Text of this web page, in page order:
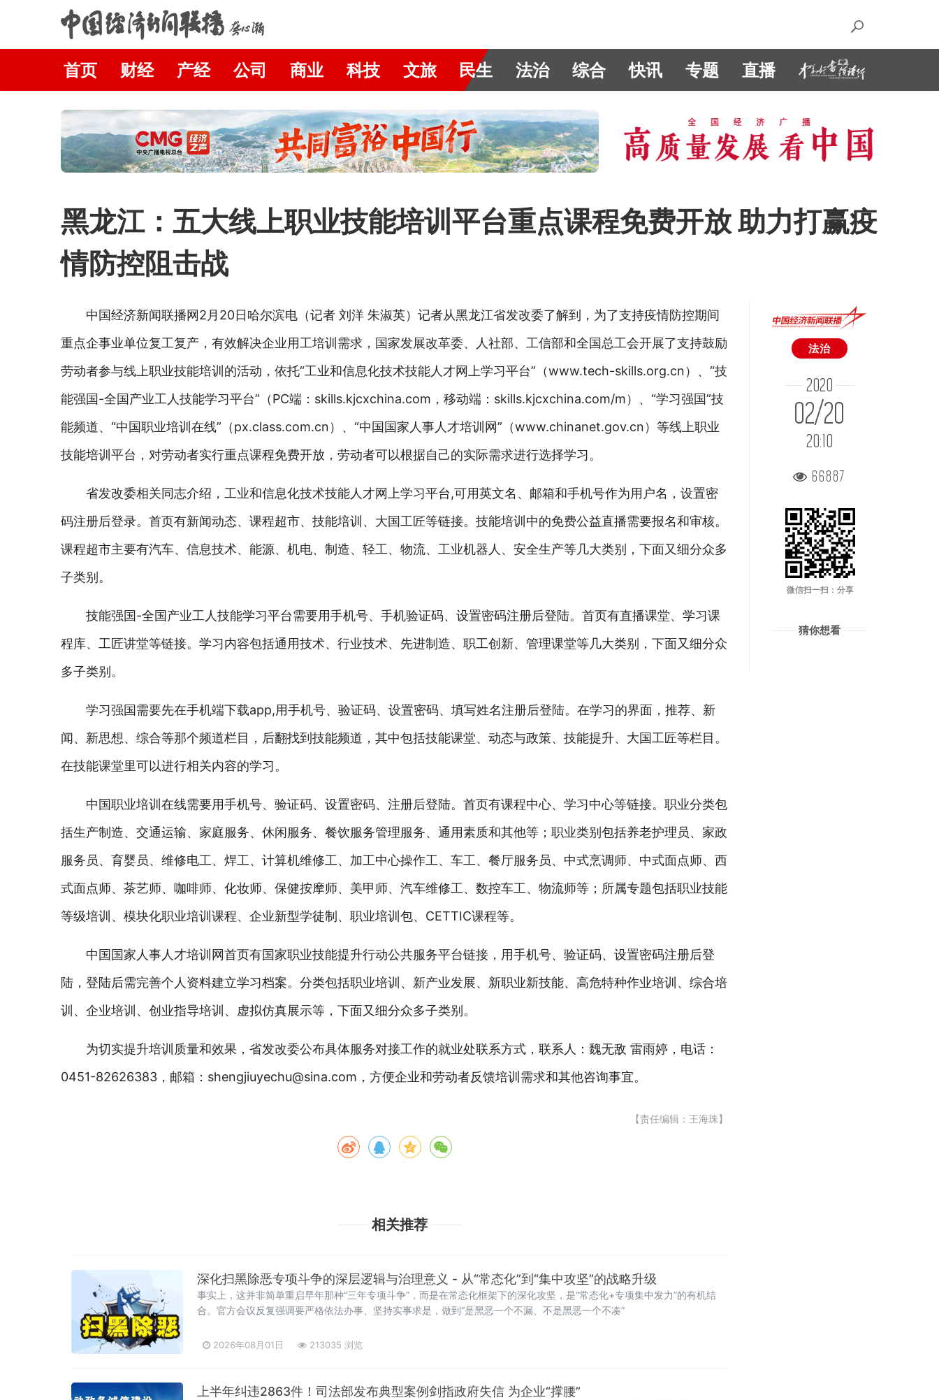
首页 财经 产经 公司 商业 科技 文旅 民生 法治 综合 快讯 专题 直播
黑龙江：五大线上职业技能培训平台重点课程免费开放 助力打赢疫
情防控阻击战
中国经济新闻联播网2月20日哈尔滨电（记者 刘洋 朱淑英）记者从黑龙江省发改委了解到，为了支持疫情防控期间
重点企事业单位复工复产，有效解决企业用工培训需求，国家发展改革委、人社部、工信部和全国总工会开展了支持鼓励
劳动者参与线上职业技能培训的活动，依托“工业和信息化技术技能人才网上学习平台”（www.tech-skills.org.cn）、“技
能强国-全国产业工人技能学习平台”（PC端：skills.kjcxchina.com，移动端：skills.kjcxchina.com/m）、“学习强国”技
能频道、“中国职业培训在线”（px.class.com.cn）、“中国国家人事人才培训网”（www.chinanet.gov.cn）等线上职业
技能培训平台，对劳动者实行重点课程免费开放，劳动者可以根据自己的实际需求进行选择学习。
省发改委相关同志介绍，工业和信息化技术技能人才网上学习平台,可用英文名、邮箱和手机号作为用户名，设置密
码注册后登录。首页有新闻动态、课程超市、技能培训、大国工匠等链接。技能培训中的免费公益直播需要报名和审核。
课程超市主要有汽车、信息技术、能源、机电、制造、轻工、物流、工业机器人、安全生产等几大类别，下面又细分众多
子类别。
技能强国-全国产业工人技能学习平台需要用手机号、手机验证码、设置密码注册后登陆。首页有直播课堂、学习课
程库、工匠讲堂等链接。学习内容包括通用技术、行业技术、先进制造、职工创新、管理课堂等几大类别，下面又细分众
多子类别。
学习强国需要先在手机端下载app,用手机号、验证码、设置密码、填写姓名注册后登陆。在学习的界面，推荐、新
闻、新思想、综合等那个频道栏目，后翻找到技能频道，其中包括技能课堂、动态与政策、技能提升、大国工匠等栏目。
在技能课堂里可以进行相关内容的学习。
中国职业培训在线需要用手机号、验证码、设置密码、注册后登陆。首页有课程中心、学习中心等链接。职业分类包
括生产制造、交通运输、家庭服务、休闲服务、餐饮服务管理服务、通用素质和其他等；职业类别包括养老护理员、家政
服务员、育婴员、维修电工、焊工、计算机维修工、加工中心操作工、车工、餐厅服务员、中式烹调师、中式面点师、西
式面点师、茶艺师、咖啡师、化妆师、保健按摩师、美甲师、汽车维修工、数控车工、物流师等；所属专题包括职业技能
等级培训、模块化职业培训课程、企业新型学徒制、职业培训包、CETTIC课程等。
中国国家人事人才培训网首页有国家职业技能提升行动公共服务平台链接，用手机号、验证码、设置密码注册后登
陆，登陆后需完善个人资料建立学习档案。分类包括职业培训、新产业发展、新职业新技能、高危特种作业培训、综合培
训、企业培训、创业指导培训、虚拟仿真展示等，下面又细分众多子类别。
为切实提升培训质量和效果，省发改委公布具体服务对接工作的就业处联系方式，联系人：魏无敌 雷雨婷，电话：
0451-82626383，邮箱：shengjiuyechu@sina.com，方便企业和劳动者反馈培训需求和其他咨询事宜。
【责任编辑：王海珠】
相关推荐
深化扫黑除恶专项斗争的深层逻辑与治理意义 - 从“常态化”到“集中攻坚”的战略升级
事实上，这并非简单重启早年那种“三年专项斗争”，而是在常态化框架下的深化攻坚，是“常态化+专项集中发力”的有机结
合。官方会议反复强调要严格依法办事、坚持实事求是，做到“是黑恶一个不漏、不是黑恶一个不凑”
2026年08月01日 213035 浏览
上半年纠违2863件！司法部发布典型案例剑指政府失信 为企业“撑腰”
法治
2020
02/20
20:10
66887
微信扫一扫：分享
猜你想看